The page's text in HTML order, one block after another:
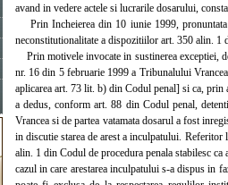
avand in vedere actele si lucrarile dosarului,
Prin Incheierea din 10 iunie 1999, pronuntata
neconstitutionalitate a dispozitiilor art. 350 alin. 1
Prin motivele invocate in sustinerea exceptiei,
nr. 16 din 5 februarie 1999 a Tribunalului
aplicarea art. 73 lit. b) din Codul penal] si ca, prin
a dedus, conform art. 88 din Codul penal,
Vrancea si de partea vatamata dosarul a fost
in discutie starea de arest a inculpatului.
alin. 1 din Codul de procedura penala stabilesc ca
cazul in care arestarea inculpatului s-a dispus in